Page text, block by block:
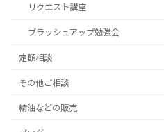
リクエスト講座
ブラッシュアップ勉強会
定額相談
その他ご相談
精油などの販売